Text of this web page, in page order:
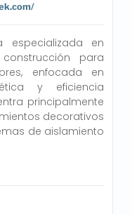
especializada en
para
enfocada en
y eficiencia
principalmente
decorativos
de aislamiento